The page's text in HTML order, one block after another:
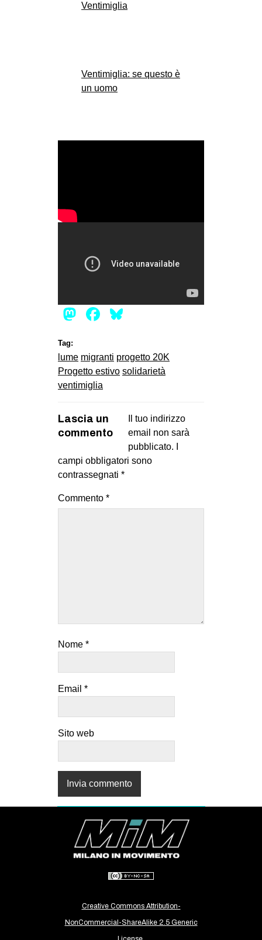
Ventimiglia
Ventimiglia: se questo è
un uomo
Mastodon
Facebook
Tag:
lume migranti progetto 20K
Progetto estivo solidarietà
ventimiglia
Lascia un
commento
Il tuo indirizzo
email non sarà
pubblicato.
campi obbligatori sono
contrassegnati *
Commento *
Nome *
Email *
Sito web
Creative Commons Attribution-
NonCommercial-ShareAlike 2.5 Generic